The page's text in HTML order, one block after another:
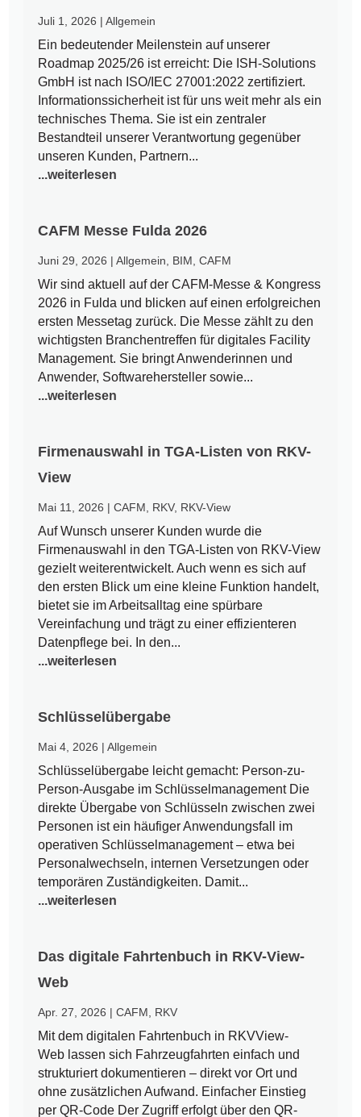
Juli 1, 2026 |Allgemein
Ein bedeutender Meilenstein auf unserer
Roadmap 2025/26 ist erreicht: Die ISH-Solutions
GmbH ist nach ISO/IEC 27001:2022 zertifiziert.
Informationssicherheit ist für uns weit mehr als ein
technisches Thema. Sie ist ein zentraler
Bestandteil unserer Verantwortung gegenüber
unseren Kunden, Partnern...
...weiterlesen
CAFM Messe Fulda 2026
Juni 29, 2026 |Allgemein BIM ,CAFM
Wir sind aktuell auf der CAFM-Messe & Kongress
2026 in Fulda und blicken auf einen erfolgreichen
ersten Messetag zurück. Die Messe zählt zu den
wichtigsten Branchentreffen für digitales Facility
Management. Sie bringt Anwenderinnen und
Anwender, Softwarehersteller sowie...
...weiterlesen
Firmenauswahl in TGA-Listen von RKV-
View
Mai 11, 2026 |CAFM RKV, RKV-View
Auf Wunsch unserer Kunden wurde die
Firmenauswahl in den TGA-Listen von RKV-View
gezielt weiterentwickelt. Auch wenn es sich auf
den ersten Blick um eine kleine Funktion handelt,
bietet sie im Arbeitsalltag eine spürbare
Vereinfachung und trägt zu einer effizienteren
Datenpflege bei. In den...
...weiterlesen
Schlüsselübergabe
Mai 4, 2026 |Allgemein
Schlüsselübergabe leicht gemacht: Person-zu-
Person-Ausgabe im Schlüsselmanagement Die
direkte Übergabe von Schlüsseln zwischen zwei
Personen ist ein häufiger Anwendungsfall im
operativen Schlüsselmanagement – etwa bei
Personalwechseln, internen Versetzungen oder
temporären Zuständigkeiten. Damit...
...weiterlesen
Das digitale Fahrtenbuch in RKV-View-
Web
Apr. 27, 2026 |CAFM RKV
Mit dem digitalen Fahrtenbuch in RKVView-
Web lassen sich Fahrzeugfahrten einfach und
strukturiert dokumentieren – direkt vor Ort und
ohne zusätzlichen Aufwand. Einfacher Einstieg
per QR-Code Der Zugriff erfolgt über den QR-